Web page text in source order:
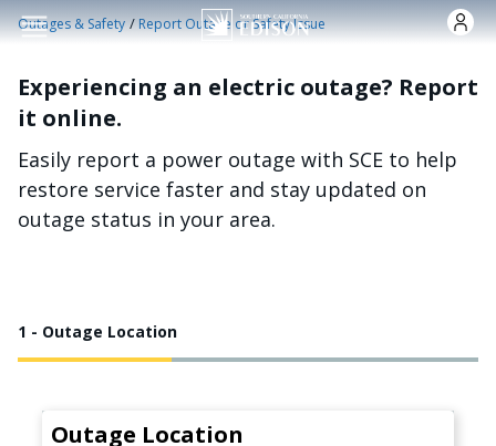
Skip to main content
Outages & Safety /Report Outage or Safety Issue
Experiencing an electric outage? Report
it online.
Easily report a power outage with SCE to help
restore service faster and stay updated on
outage status in your area.
1 - Outage Location
Outage Location